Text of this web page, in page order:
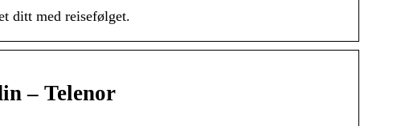
ditt med reisefølget.
– Telenor